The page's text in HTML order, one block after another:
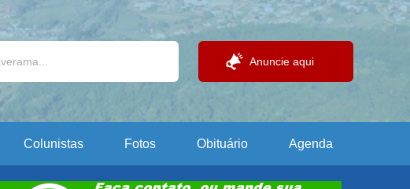
Anuncie aqui
Colunistas Fotos Obituário Agenda